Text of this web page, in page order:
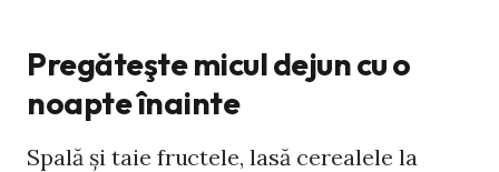
Pregăteşte micul dejun cu o
noapte înainte
Spală şi taie fructele, lasă cerealele la